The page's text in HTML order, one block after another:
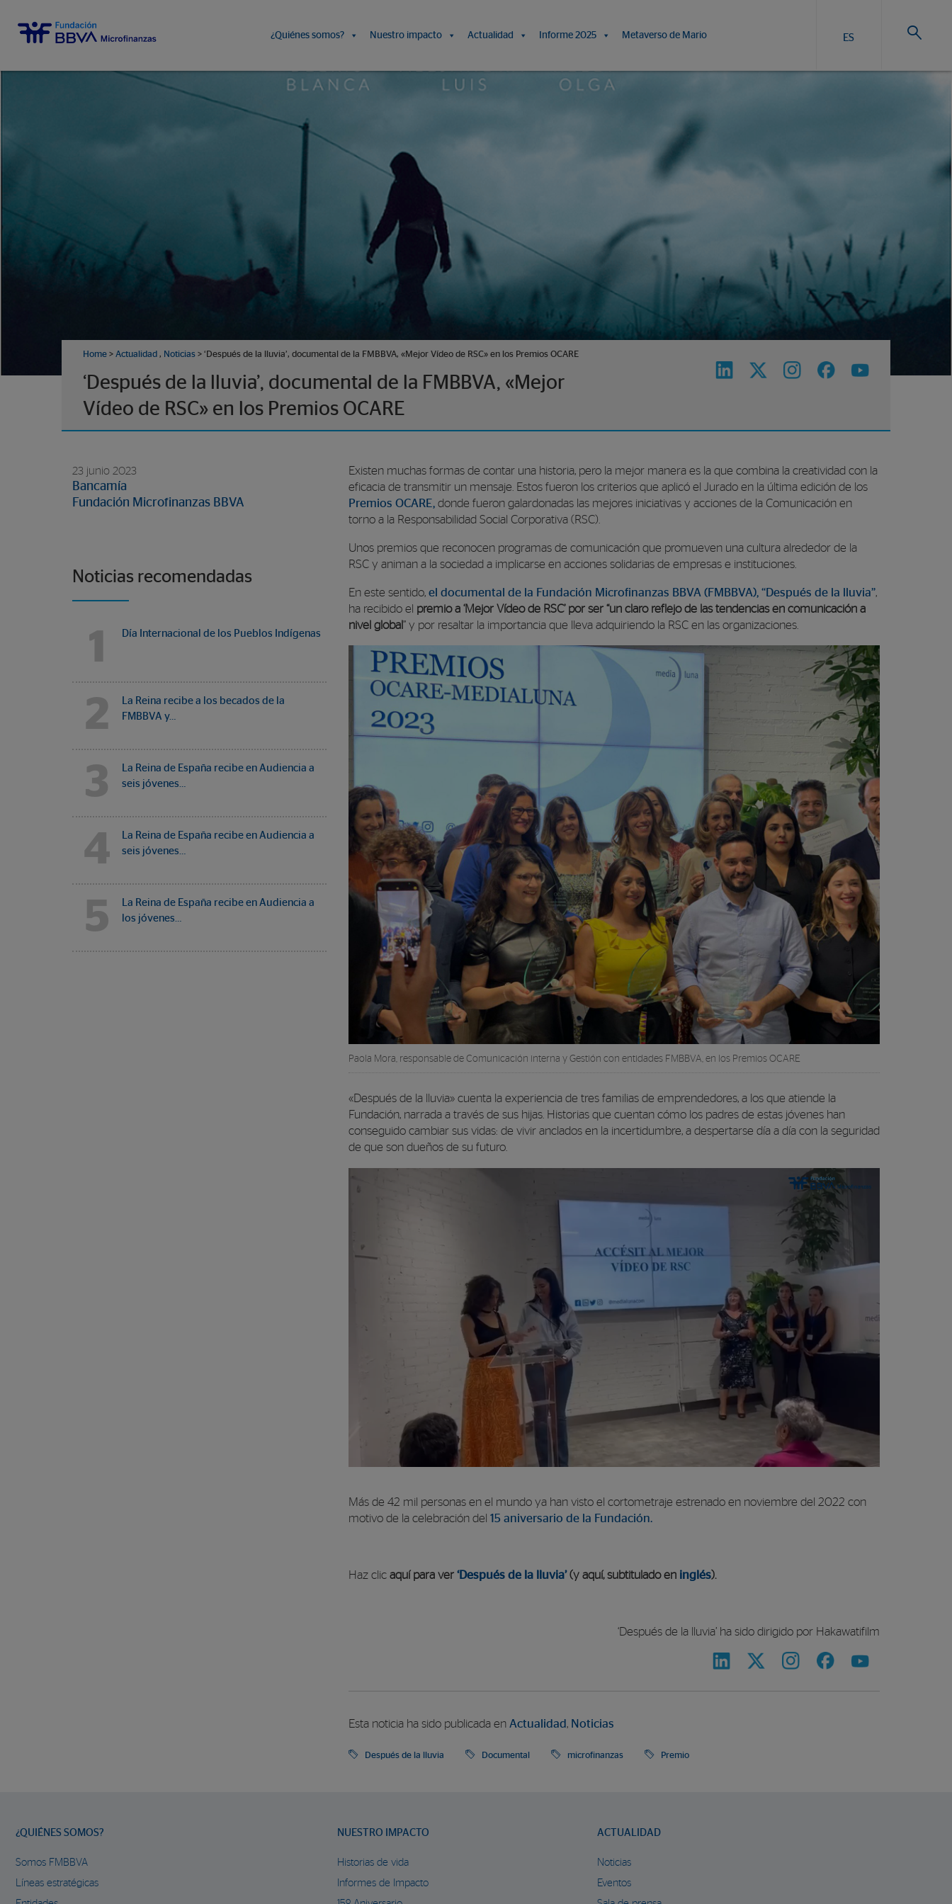
¿Quiénes somos? Nuestro impacto Actualidad Informe 2025 Metaverso de Mario ES
Home > Actualidad , Noticias > ‘Después de la lluvia’, documental de la FMBBVA, «Mejor Vídeo de RSC» en los Premios OCARE
‘Después de la lluvia’, documental de la FMBBVA, «Mejor
Vídeo de RSC» en los Premios OCARE
23 junio 2023
Bancamía
Fundación Microfinanzas BBVA
Existen muchas formas de contar una historia, pero la mejor manera es la que combina la creatividad con la
eficacia de transmitir un mensaje. Estos fueron los criterios que aplicó el Jurado en la última edición de los
Premios OCARE, donde fueron galardonadas las mejores iniciativas y acciones de la Comunicación en
torno a la Responsabilidad Social Corporativa (RSC).
Unos premios que reconocen programas de comunicación que promueven una cultura alrededor de la
RSC y animan a la sociedad a implicarse en acciones solidarias de empresas e instituciones.
En este sentido, el documental de la Fundación Microfinanzas BBVA (FMBBVA), “Después de la lluvia”,
ha recibido el premio a ‘Mejor Vídeo de RSC’ por ser “un claro reflejo de las tendencias en comunicación a
nivel global” y por resaltar la importancia que lleva adquiriendo la RSC en las organizaciones.
Paola Mora, responsable de Comunicación interna y Gestión con entidades FMBBVA, en los Premios OCARE
«Después de la lluvia» cuenta la experiencia de tres familias de emprendedores, a los que atiende la
Fundación, narrada a través de sus hijas. Historias que cuentan cómo los padres de estas jóvenes han
conseguido cambiar sus vidas: de vivir anclados en la incertidumbre, a despertarse día a día con la seguridad
de que son dueños de su futuro.
Reproductor de vídeo
00:00
00:00
Más de 42 mil personas en el mundo ya han visto el cortometraje estrenado en noviembre del 2022 con
motivo de la celebración del 15 aniversario de la Fundación.
Haz clic aquí para ver ‘Después de la lluvia’(y aquí, subtitulado en inglés).
‘Después de la lluvia’ ha sido dirigido por Hakawatifilm
Esta noticia ha sido publicada en Actualidad, Noticias
Después de la lluvia Documental microfinanzas Premio
Noticias recomendadas
1 Día Internacional de los Pueblos Indígenas
2
La Reina recibe a los becados de la
FMBBVA y…
3
La Reina de España recibe en Audiencia a
seis jóvenes…
4
La Reina de España recibe en Audiencia a
seis jóvenes…
5
La Reina de España recibe en Audiencia a
los jóvenes…
¿QUIÉNES SOMOS?
Somos FMBBVA
Líneas estratégicas
NUESTRO IMPACTO
Historias de vida
Informes de Impacto
ACTUALIDAD
Noticias
Eventos